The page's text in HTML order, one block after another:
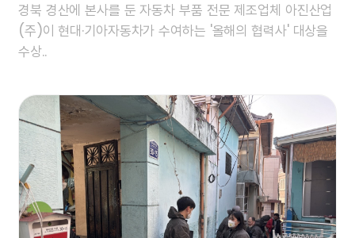
경북 경산에 본사를 둔 자동차 부품 전문 제조업체 아진산업
(주)이 현대·기아자동차가 수여하는 '올해의 협력사' 대상을
수상..